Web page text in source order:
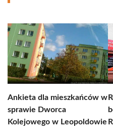
Ankieta dla mieszkańców w
sprawie Dworca
Kolejowego w Leopoldowie